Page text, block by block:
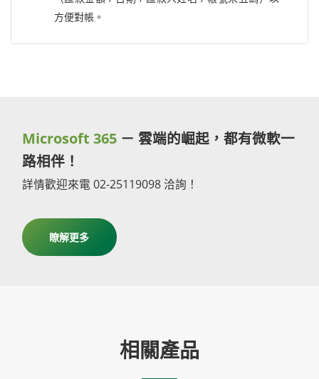
方便對帳。
Microsoft 365 － 雲端的崛起，都有微軟一
路相伴！
詳情歡迎來電 02-25119098 洽詢！
瞭解更多
相關產品